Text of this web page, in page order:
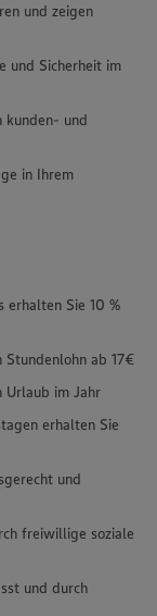
und zeigen
und Sicherheit im
kunden- und
in Ihrem
erhalten Sie 10 %
Stundenlohn ab 17€
Urlaub im Jahr
erhalten Sie
und
freiwillige soziale
und durch